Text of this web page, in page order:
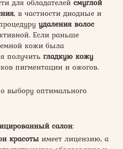
для обладателей смуглой
, в частности диодные и
удаления волос
Если раньше
кожи была
получить гладкую кожу
пигментации и ожогов.
выбору оптимального
салон:
красоты имеет лицензию, а